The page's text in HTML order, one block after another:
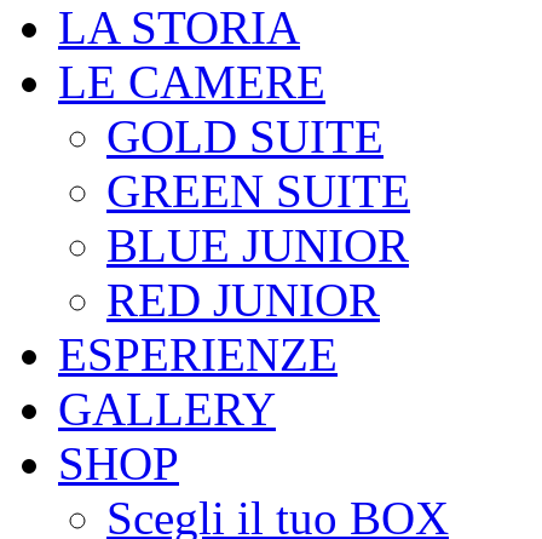
LA STORIA
LE CAMERE
GOLD SUITE
GREEN SUITE
BLUE JUNIOR
RED JUNIOR
ESPERIENZE
GALLERY
SHOP
Scegli il tuo BOX